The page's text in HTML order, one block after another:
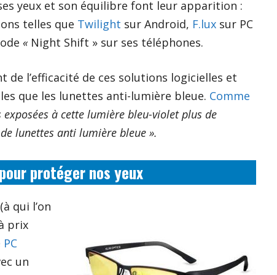
yeux et son équilibre font leur apparition :
telles que Twilight sur Android, F.lux sur PC
« Night Shift » sur ses téléphones.
l’efficacité de ces solutions logicielles et
que les lunettes anti-lumière bleue. Comme
exposées à cette lumière bleu-violet plus de
lunettes anti lumière bleue ».
protéger nos yeux
(à qui l’on
prix
un